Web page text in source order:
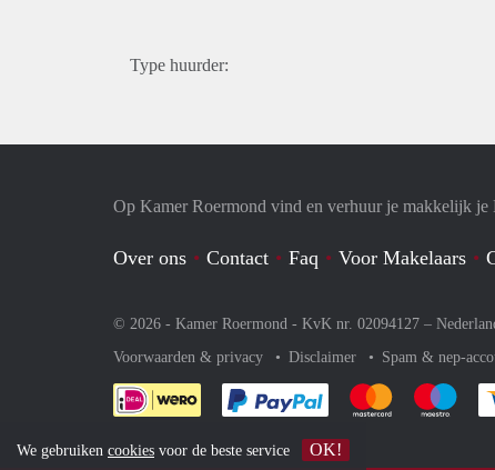
Type huurder:
Op Kamer Roermond vind en verhuur je makkelijk je
Over ons Contact Faq Voor Makelaars
© 2026 - Kamer Roermond - KvK nr. 02094127 –
Voorwaarden & privacy
Disclaimer Spam & nep-
Je rekent gemakkelijk af
Je rekent Je
We gebruiken cookies voor de beste service OK!